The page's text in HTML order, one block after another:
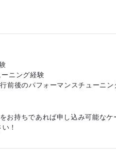
ーニング経験
前後のパフォーマンスチューニン
お持ちであれば申し込み可能な
！